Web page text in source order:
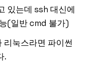
있는데 ssh 대신에
(일반 cmd 불가)
리눅스라면 파이썬
.